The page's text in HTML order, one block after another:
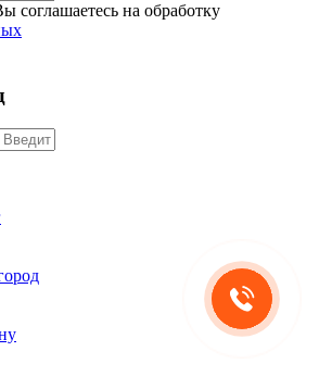
соглашаетесь на обработку